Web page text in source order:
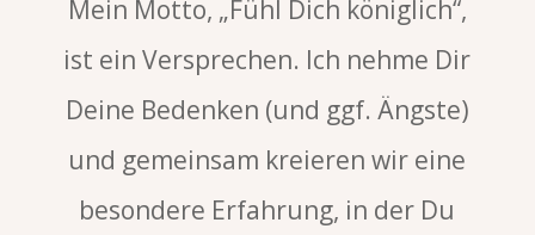
Mein Motto, „Fühl Dich königlich“,
ist ein Versprechen. Ich nehme Dir
Deine Bedenken (und ggf. Ängste)
und gemeinsam kreieren wir eine
besondere Erfahrung, in der Du